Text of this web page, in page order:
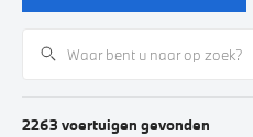
2263 voertuigen gevonden